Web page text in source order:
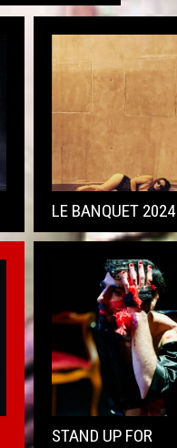
LE BANQUET 2024
STAND UP FOR